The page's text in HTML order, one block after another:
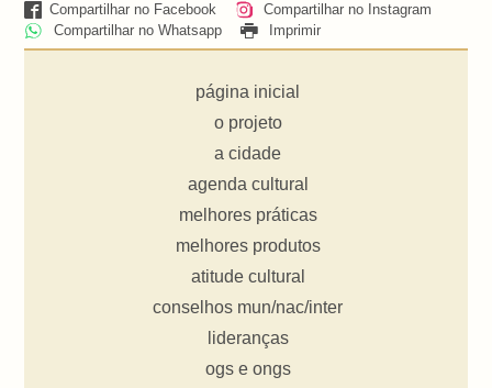
Compartilhar no Facebook
Compartilhar no Instagram
Compartilhar no Whatsapp
Imprimir
página inicial
o projeto
a cidade
agenda cultural
melhores práticas
melhores produtos
atitude cultural
conselhos mun/nac/inter
lideranças
ogs e ongs